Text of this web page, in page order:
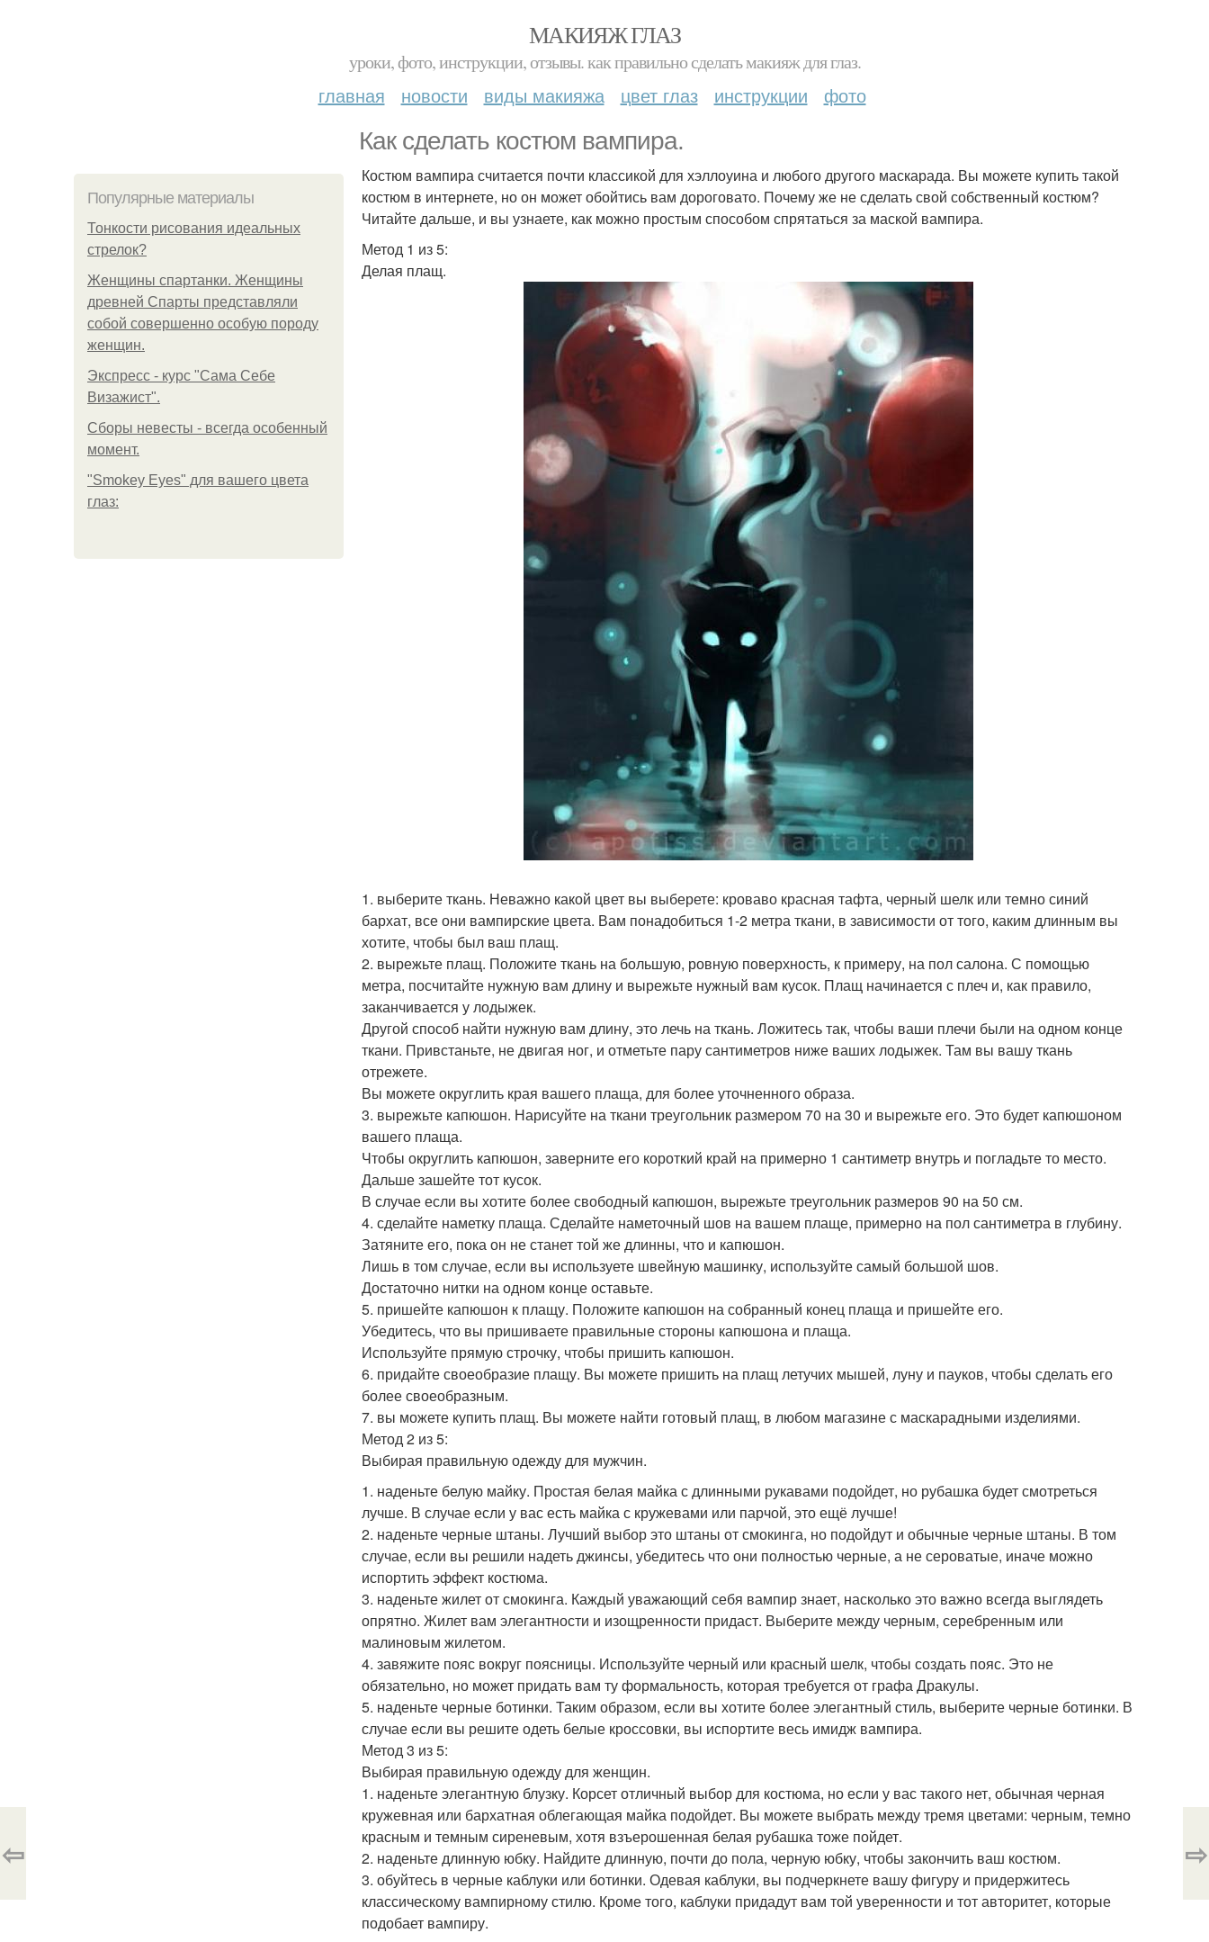
МАКИЯЖ ГЛАЗ
уроки, фото, инструкции, отзывы. как правильно сделать макияж для глаз.
главная новости виды макияжа цвет глаз инструкции фото
Как сделать костюм вампира.
Популярные материалы
Тонкости рисования идеальных
стрелок?
Женщины спартанки. Женщины
древней Спарты представляли
собой совершенно особую породу
женщин.
Экспресс - курс "Сама Себе
Визажист".
Сборы невесты - всегда особенный
момент.
"Smokey Eyes" для вашего цвета
глаз:
Костюм вампира считается почти классикой для хэллоуина и любого другого маскарада. Вы можете купить такой
костюм в интернете, но он может обойтись вам дороговато. Почему же не сделать свой собственный костюм?
Читайте дальше, и вы узнаете, как можно простым способом спрятаться за маской вампира.
Метод 1 из 5:
Делая плащ.
1. выберите ткань. Неважно какой цвет вы выберете: кроваво красная тафта, черный шелк или темно синий
бархат, все они вампирские цвета. Вам понадобиться 1-2 метра ткани, в зависимости от того, каким длинным вы
хотите, чтобы был ваш плащ.
2. вырежьте плащ. Положите ткань на большую, ровную поверхность, к примеру, на пол салона. С помощью
метра, посчитайте нужную вам длину и вырежьте нужный вам кусок. Плащ начинается с плеч и, как правило,
заканчивается у лодыжек.
Другой способ найти нужную вам длину, это лечь на ткань. Ложитесь так, чтобы ваши плечи были на одном конце
ткани. Привстаньте, не двигая ног, и отметьте пару сантиметров ниже ваших лодыжек. Там вы вашу ткань
отрежете.
Вы можете округлить края вашего плаща, для более уточненного образа.
3. вырежьте капюшон. Нарисуйте на ткани треугольник размером 70 на 30 и вырежьте его. Это будет капюшоном
вашего плаща.
Чтобы округлить капюшон, заверните его короткий край на примерно 1 сантиметр внутрь и погладьте то место.
Дальше зашейте тот кусок.
В случае если вы хотите более свободный капюшон, вырежьте треугольник размеров 90 на 50 см.
4. сделайте наметку плаща. Сделайте наметочный шов на вашем плаще, примерно на пол сантиметра в глубину.
Затяните его, пока он не станет той же длинны, что и капюшон.
Лишь в том случае, если вы используете швейную машинку, используйте самый большой шов.
Достаточно нитки на одном конце оставьте.
5. пришейте капюшон к плащу. Положите капюшон на собранный конец плаща и пришейте его.
Убедитесь, что вы пришиваете правильные стороны капюшона и плаща.
Используйте прямую строчку, чтобы пришить капюшон.
6. придайте своеобразие плащу. Вы можете пришить на плащ летучих мышей, луну и пауков, чтобы сделать его
более своеобразным.
7. вы можете купить плащ. Вы можете найти готовый плащ, в любом магазине с маскарадными изделиями.
Метод 2 из 5:
Выбирая правильную одежду для мужчин.
1. наденьте белую майку. Простая белая майка с длинными рукавами подойдет, но рубашка будет смотреться
лучше. В случае если у вас есть майка с кружевами или парчой, это ещё лучше!
2. наденьте черные штаны. Лучший выбор это штаны от смокинга, но подойдут и обычные черные штаны. В том
случае, если вы решили надеть джинсы, убедитесь что они полностью черные, а не сероватые, иначе можно
испортить эффект костюма.
3. наденьте жилет от смокинга. Каждый уважающий себя вампир знает, насколько это важно всегда выглядеть
опрятно. Жилет вам элегантности и изощренности придаст. Выберите между черным, серебренным или
малиновым жилетом.
4. завяжите пояс вокруг поясницы. Используйте черный или красный шелк, чтобы создать пояс. Это не
обязательно, но может придать вам ту формальность, которая требуется от графа Дракулы.
5. наденьте черные ботинки. Таким образом, если вы хотите более элегантный стиль, выберите черные ботинки. В
случае если вы решите одеть белые кроссовки, вы испортите весь имидж вампира.
Метод 3 из 5:
Выбирая правильную одежду для женщин.
1. наденьте элегантную блузку. Корсет отличный выбор для костюма, но если у вас такого нет, обычная черная
кружевная или бархатная облегающая майка подойдет. Вы можете выбрать между тремя цветами: черным, темно
красным и темным сиреневым, хотя взъерошенная белая рубашка тоже пойдет.
2. наденьте длинную юбку. Найдите длинную, почти до пола, черную юбку, чтобы закончить ваш костюм.
3. обуйтесь в черные каблуки или ботинки. Одевая каблуки, вы подчеркнете вашу фигуру и придержитесь
классическому вампирному стилю. Кроме того, каблуки придадут вам той уверенности и тот авторитет, которые
подобает вампиру.
⇦ ⇨